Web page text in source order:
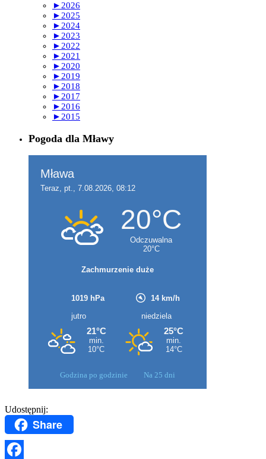
►2026
►2025
►2024
►2023
►2022
►2021
►2020
►2019
►2018
►2017
►2016
►2015
Pogoda dla Mławy
Godzina po godzinie Na 25 dni
Udostępnij:
Share